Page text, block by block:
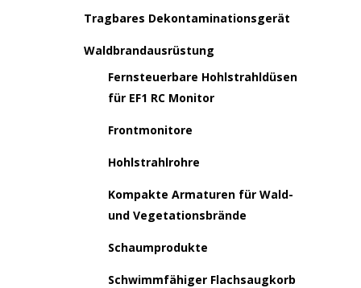
Tragbares Dekontaminationsgerät
Waldbrandausrüstung
Fernsteuerbare Hohlstrahldüsen
für EF1 RC Monitor
Frontmonitore
Hohlstrahlrohre
Kompakte Armaturen für Wald-
und Vegetationsbrände
Schaumprodukte
Schwimmfähiger Flachsaugkorb